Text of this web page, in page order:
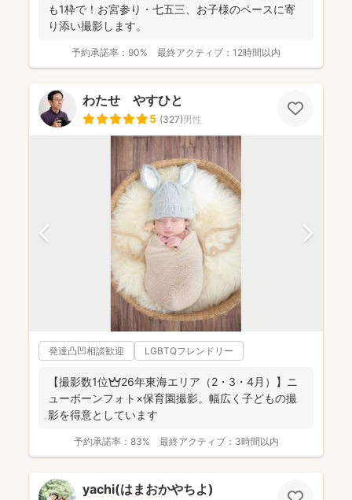
も1枠で！お宮参り・七五三、お子様のペースに寄
り添い撮影します。
予約承諾率： 90% 最終アクティブ： 12時間以内
わたせ やすひと
5 (327)男性
発達凸凹相談歓迎 LGBTQフレンドリー
【撮影数1位👑26年東海エリア（2・3・4月）】ニ
ューボーンフォト×保育園撮影。幅広く子どもの撮
影を得意としています
予約承諾率： 83% 最終アクティブ： 3時間以内
yachi(はまおかやちよ)